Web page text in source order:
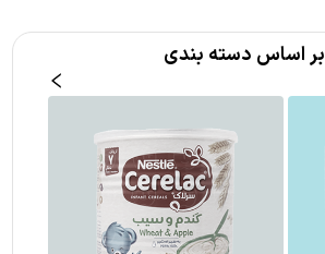
بر اساس دسته بندی